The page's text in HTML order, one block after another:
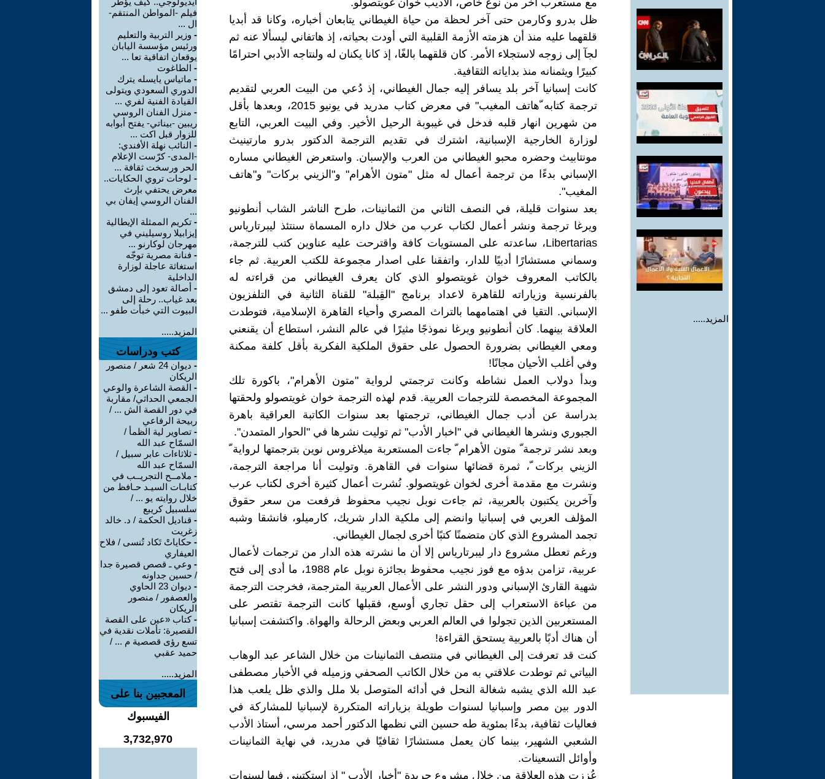
المزيد.....
مع مستعرب آخر من نوع خاص، الأديب خوان غويتصولو.
ظل بدرو وكارمن حتى آخر لحظة من حياة الغيطاني يتابعان أخباره، وكانا قد أبديا
قلقهما عليه منذ أن هزمته الأزمة القلبية التي أودت بحياته، إذ هاتفاني ليسألا عنه ثم
لجآ إلى زوجه لاستجلاء الأمر. كان قلقهما بالغًا، إذ كانا يكنان له ولنتاجه الأدبي احترامًا
كبيرًا ويثمنانه منذ بداياته الثقافية.
كانت إسبانيا آخر بلد يسافر إليه جمال الغيطاني، إذ دُعي من البيت العربي لتقديم
ترجمة كتابه ّهاتف المغيب" في معرض كتاب مدريد في يونيو 2015، وبعدها بأقل
من شهرين انهار قلبه فدخل في غيبوبة الرحيل الأخير. وفي البيت العربي، التابع
لوزارة الخارجية الإسبانية، اشترك في تقديم الترجمة الدكتور بدرو مارتينيث
مونتابيث وحضره محبو الغيطاني من العرب والإسبان. واستعرض الغيطاني مساره
الإسباني بدءًا من ترجمة أعمال له مثل "متون الأهرام" و"الزيني بركات" و"هاتف
المغيب".
بعد سنوات قليلة، في النصف الثاني من الثمانينات، طرح الناشر الشاب أنطونيو
ويرغا ترجمة ونشر أعمال لكتاب عرب من خلال داره المسماة سنتئذ ليبرتارياس
Libertarias، ساعدته على المستويات كافة واقترحت عليه عناوين كتب للترجمة،
وسماني مستشارًا أدبيًا للدار، واتفقنا على اصدار مجموعة للكتب العربية. ثم جاء
بالكاتب المعروف خوان غويتصولو الذي كان يعرف الغيطاني من قراءته له
بالفرنسية وزياراته للقاهرة لاعداد برنامج "القِبلة" للقناة الثانية في التلفزيون
الإسباني. التقيا في اهتمامهما بالتراث المصري وأحياء القاهرة الإسلامية، فتوطدت
العلاقة بينهما. كان أنطونيو ويرغا نموذجًا مثيرًا في عالم النشر، استطاع أن يقنعني
ومعي الغيطاني بضرورة الحصول على حقوق الملكية الفكرية بأقل كلفة ممكنة
وفي أغلب الأحيان مجانًا!
وبدأ دولاب العمل نشاطه وكانت ترجمتي لرواية "متون الأهرام"، باكورة تلك
المجموعة المخصصة للترجمات العربية. قدم لهذه الترجمة خوان غويتصولو ولحقتها
بدراسة عن أدب جمال الغيطاني، ترجمتها بعد سنوات الكاتبة العراقية باهرة
الجبوري ونشرها الغيطاني في "اخبار الأدب" ثم توليت نشرها في "الحوار المتمدن".
وبعد نشر ترجمة ّ متون الأهرام ّ جاءت المستعربة ميلاغروس نوين بترجمتها لرواية ّ
الزيني بركات ّ، ثمرة قضائها سنوات في القاهرة. وتوليت أنا مراجعة الترجمة،
ونشرت مع مقدمة أخرى لخوان غويتصولو. نُشرت أعمال كثيرة أخرى لكتاب عرب
وآخرين يكتبون بالعربية، ثم جاءت نوبل نجيب محفوظ فرفعت من سعر حقوق
المؤلف العربي في إسبانيا وانضم إلى ملكية الدار شريك، كارميلو، فانشقا وشبه
تجمد المشروع الذي كان متضمنًا كتبًا أخرى لجمال الغيطاني.
ورغم تعطل مشروع دار ليبرتارياس إلا أن ما نشرته هذه الدار من ترجمات لأعمال
عربية، تزامن بدؤه مع فوز نجيب محفوظ بجائزة نوبل عام 1988، ما أدى إلى فتح
شهية القارئ الإسباني ودور النشر على الأعمال العربية المترجمة، فخرجت الترجمة
من عباءة الاستعراب إلى حقل تجاري أوسع، فقبلها كانت الترجمة تقتصر على
المستعربين الذين تجولوا في العالم العربي وبعض الرحالة والهواة. واكتشفت إسبانيا
أن هناك أدبًا بالعربية يستحق القراءة!
كنت قد تعرفت إلى الغيطاني في منتصف الثمانينات من خلال الشاعر عبد الوهاب
البياتي ثم توطدت علاقتي به من خلال الكاتب الصحفي وزميله في الأخبار مصطفى
عبد الله الذي يشبه شغالة النحل في أدائه المتوصل بلا ملل والذي ظل يلعب هذا
الدور بين مصر وإسبانيا لسنوات طويلة بزياراته المتكررة لإسبانيا للمشاركة في
فعاليات ثقافية، بدءًا بمئوية طه حسين التي نظمها الدكتور أحمد مرسي، أستاذ الأدب
الشعبي الشهير، بينما كان يعمل مستشارًا ثقافيًا في مدريد، في نهاية الثمانينات
وأوائل التسعينات.
عُززت هذه العلاقة من خلال مشروع جريدة "أخبار الأدب " إذ استكتبني فيها لسنوات
فيلم -المواطن المنتقم-
ال ...
- وزير التربية والتعليم
ورئيس مؤسسة اليابان
يوقعان اتفاقية تعا ...
- الطاغوت
- ماتياس يايسله يترك
الدوري السعودي ويتولى
القيادة الفنية لفري ...
- منزل الفنان الروسي
ريبين -بيناتي- يفتح أبوابه
للزوار قبل اكت ...
- النائب نهلة الأفندي:
-المدى- كرّست الإعلام
الحر ورسخت ثقافة ...
- لوحات تروي الحكايات..
معرض يحتفي بإرث
الفنان الروسي إيفان بي
...
- تكريم الممثلة الإيطالية
إيزابيلا روسيليني في
مهرجان لوكارنو ...
- فنانة مصرية توجّه
استغاثة عاجلة لوزارة
الداخلية
- أصالة تعود إلى دمشق
بعد غياب.. رحلة إلى
البيوت التي خبأت طفو ...
المزيد.....
كتب ودراسات
-
ديوان 24 شعر / منصور
الريكان
- القصة الشاعرة والوعي
الجمعي الحداثي/ مقاربة
في دور القصة الش ... /
ربيحة الرفاعي
- تصاوير لية الظمأ /
السمّاح عبد الله
- ثلاثاءات عابر سبيل /
السمّاح عبد الله
- ملامــح التجريــب في
كتابـات السيـد حـافظ من
خلال روايته يو ... /
سلسبيل كريبع
- قناديل الحكمة / د. خالد
زغريت
- حكاياتْ تَكاد تُنسى / فلاح
العيفاري
- وعي ـ قصص قصيرة جدا
/ حسين جداونه
-
ديوان 23 الحاوي
والعصفور / منصور
الريكان
-كتاب «عين على القصة
القصيرة: تأملات نقدية في
تسع رؤى قصصية م ... /
حميد عقبي
المزيد.....
المعجبين بنا على
الفيسبوك
3,732,970